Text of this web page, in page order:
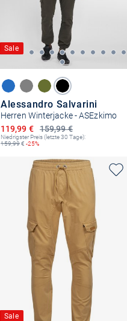
Sale
Alessandro Salvarini
Herren Winterjacke - ASEzkimo
159,99 €
Ermäßigter Preis
119,99 €
Niedrigster Preis (letzte 30 Tage):
159,99€ -25%
Sale